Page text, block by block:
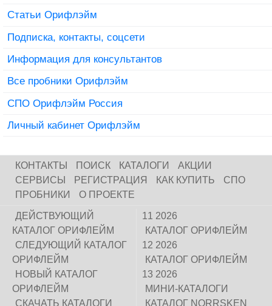
Статьи Орифлэйм
Подписка, контакты, соцсети
Информация для консультантов
Все пробники Орифлэйм
СПО Орифлэйм Россия
Личный кабинет Орифлэйм
КОНТАКТЫ ПОИСК КАТАЛОГИ
АКЦИИ
СЕРВИСЫ
РЕГИСТРАЦИЯ КАК КУПИТЬ
СПО
ПРОБНИКИ
О ПРОЕКТЕ
ДЕЙСТВУЮЩИЙ
КАТАЛОГ ОРИФЛЕЙМ
СЛЕДУЮЩИЙ КАТАЛОГ
ОРИФЛЕЙМ
НОВЫЙ КАТАЛОГ
ОРИФЛЕЙМ
СКАЧАТЬ КАТАЛОГИ
11 2026
КАТАЛОГ ОРИФЛЕЙМ
12 2026
КАТАЛОГ ОРИФЛЕЙМ
13 2026
МИНИ-КАТАЛОГИ
КАТАЛОГ NORRSKEN